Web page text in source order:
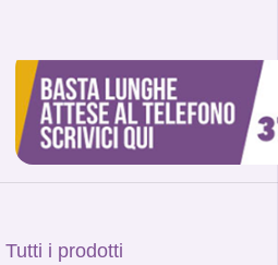
Tutti i prodotti